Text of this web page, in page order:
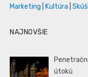
Marketing
Kultúra
NAJNOVŠIE
útoků